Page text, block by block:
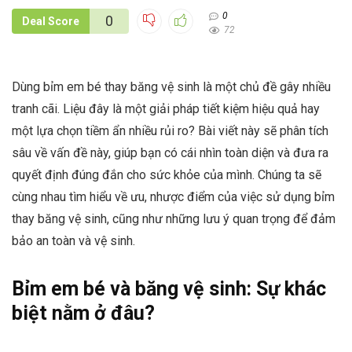
Deal Score 0
0
72
Dùng bỉm em bé thay băng vệ sinh là một chủ đề gây nhiều
tranh cãi. Liệu đây là một giải pháp tiết kiệm hiệu quả hay
một lựa chọn tiềm ẩn nhiều rủi ro? Bài viết này sẽ phân tích
sâu về vấn đề này, giúp bạn có cái nhìn toàn diện và đưa ra
quyết định đúng đắn cho sức khỏe của mình. Chúng ta sẽ
cùng nhau tìm hiểu về ưu, nhược điểm của việc sử dụng bỉm
thay băng vệ sinh, cũng như những lưu ý quan trọng để đảm
bảo an toàn và vệ sinh.
Bỉm em bé và băng vệ sinh: Sự khác
biệt nằm ở đâu?